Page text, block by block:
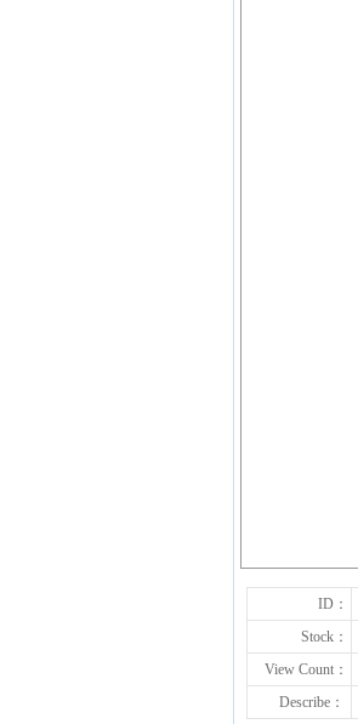
ID：
Stock：
View Count：
Describe：